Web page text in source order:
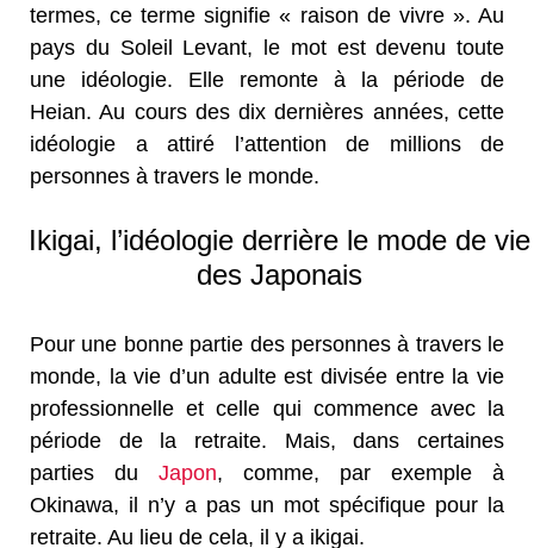
termes, ce terme signifie « raison de vivre ». Au
pays du Soleil Levant, le mot est devenu toute
une idéologie. Elle remonte à la période de
Heian. Au cours des dix dernières années, cette
idéologie a attiré l’attention de millions de
personnes à travers le monde.
Ikigai, l’idéologie derrière le mode de vie
des Japonais
Pour une bonne partie des personnes à travers le
monde, la vie d’un adulte est divisée entre la vie
professionnelle et celle qui commence avec la
période de la retraite. Mais, dans certaines
parties du Japon, comme, par exemple à
Okinawa, il n’y a pas un mot spécifique pour la
retraite. Au lieu de cela, il y a ikigai.